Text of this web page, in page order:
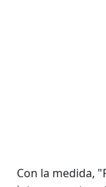
Con la medida,